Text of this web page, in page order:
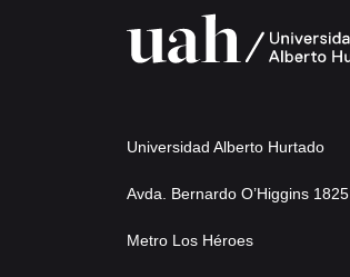
Universidad Alberto Hurtado
Avda. Bernardo O’Higgins 1825
Metro Los Héroes